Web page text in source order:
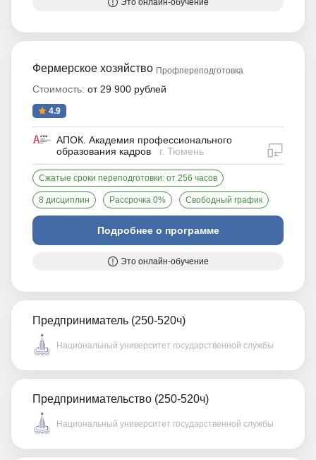
Это онлайн-обучение
Фермерское хозяйство Профпереподготовка
Стоимость: от 29 900 рублей
4.9
АПОК. Академия профессионального
образования кадров
г. Тюмень
Сжатые сроки переподготовки: от 256 часов
8 дисциплин Рассрочка 0% Свободный график
Подробнее о программе
Это онлайн-обучение
Предприниматель (250-520ч)
Национальный университет государственной службы
Предпринимательство (250-520ч)
Национальный университет государственной службы